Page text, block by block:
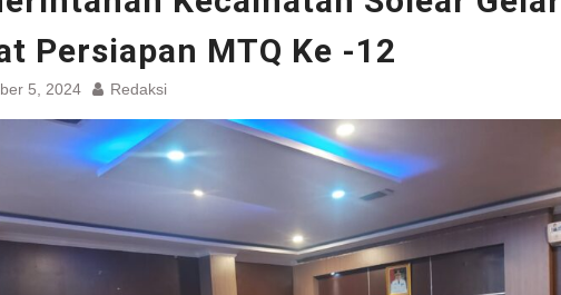
Persiapan MTQ Ke -12
5, 2024 Redaksi